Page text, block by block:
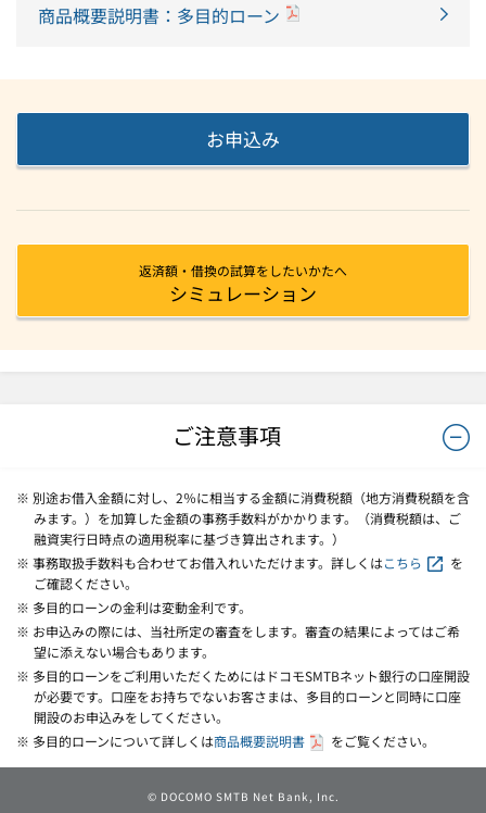
商品概要説明書：多目的ローン
お申込み
返済額・借換の試算をしたいかたへ
シミュレーション
ご注意事項
※ 別途お借入金額に対し、2％に相当する金額に消費税額（地方消費税額を含
みます。）を加算した金額の事務手数料がかかります。（消費税額は、ご
融資実行日時点の適用税率に基づき算出されます。）
※ 事務取扱手数料も合わせてお借入れいただけます。詳しくはこちら
を
ご確認ください。
※ 多目的ローンの金利は変動金利です。
※ お申込みの際には、当社所定の審査をします。審査の結果によってはご希
望に添えない場合もあります。
※ 多目的ローンをご利用いただくためにはドコモSMTBネット銀行の口座開設
が必要です。口座をお持ちでないお客さまは、多目的ローンと同時に口座
開設のお申込みをしてください。
※ 多目的ローンについて詳しくは商品概要説明書 をご覧ください。
© DOCOMO SMTB Net Bank, Inc.